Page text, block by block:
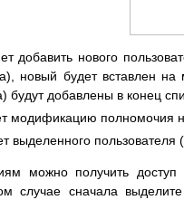
добавить нового
новый будет вставлен
будут добавлены в конец
модификацию полномочия
выделенного пользователя
можно получить доступ
случае сначала